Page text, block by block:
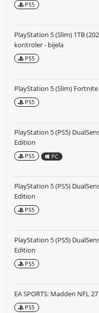
PS5
PlayStation 5 (Slim) 1TB
kontroler - bijela
PS5
PlayStation 5 (Slim)
PS5
PlayStation 5 (PS5)
Edition
PS5 PC
PlayStation 5 (PS5)
Edition
PS5
PlayStation 5 (PS5)
Edition
PS5
EA SPORTS: Madden NFL 27
PS5